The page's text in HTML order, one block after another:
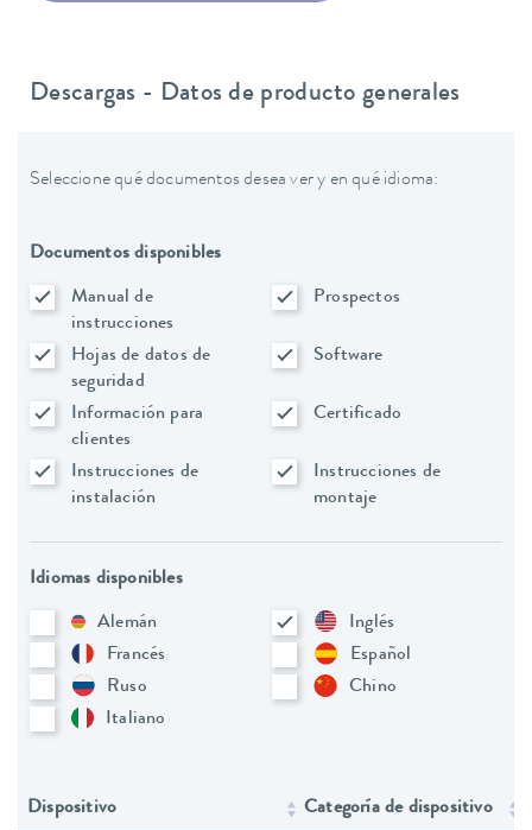
Descargas - Datos de producto generales
Seleccione qué documentos desea ver y en qué idioma:
Documentos disponibles
Manual de
instrucciones
Prospectos
Hojas de datos de
seguridad
Software
Información para
clientes
Certificado
Instrucciones de
instalación
Instrucciones de
montaje
Idiomas disponibles
Alemán
Inglés
Francés
Español
Ruso
Chino
Italiano
Dispositivo Categoría de dispositivo